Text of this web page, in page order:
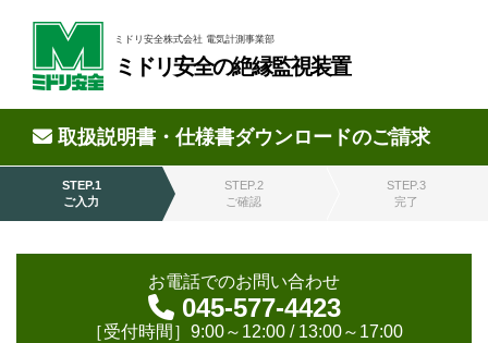
ミドリ安全株式会社 電気計測事業部
ミドリ安全の絶縁監視装置
取扱説明書・仕様書ダウンロードのご請求
STEP.1
ご入力
STEP.2
ご確認
STEP.3
完了
お電話でのお問い合わせ
045-577-4423
［受付時間］9:00～12:00 / 13:00～17:00